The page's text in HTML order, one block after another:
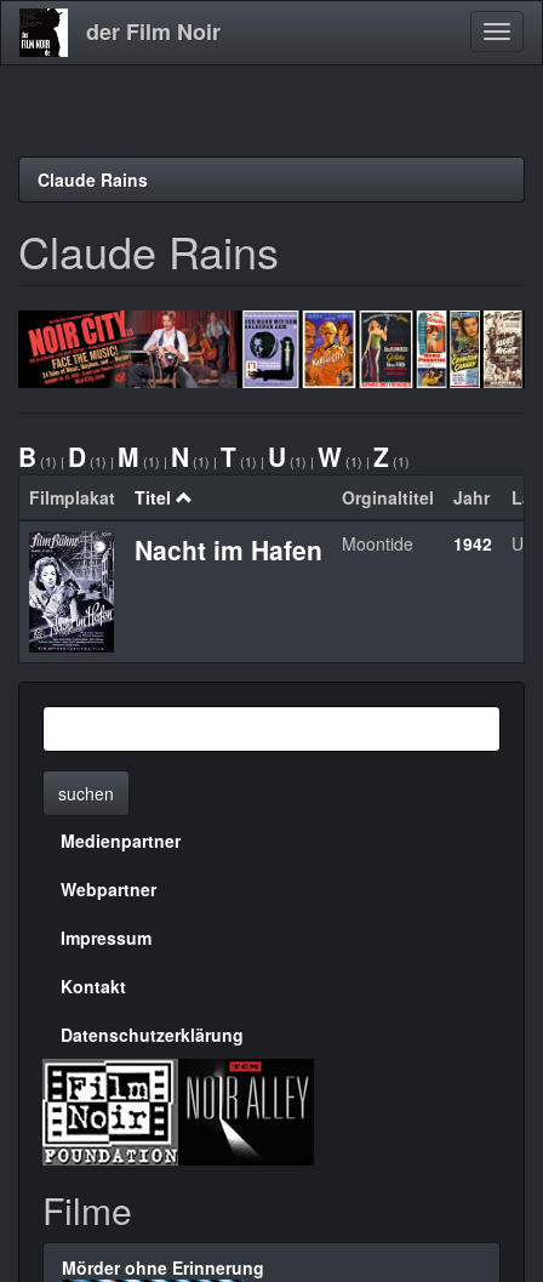
Direkt
der Film Noir
Claude Rains
Claude Rains
B (1) | D (1) | M (1) | N (1) | T (1) | U (1) | W (1) | Z (1)
Filmplakat Titel Orginaltitel Jahr
Nacht im Hafen Moontide 1942
suchen
Menülinks
rechte
Seite
Medienpartner
Webpartner
Impressum
Kontakt
Datenschutzerklärung
Filme
Mörder ohne Erinnerung